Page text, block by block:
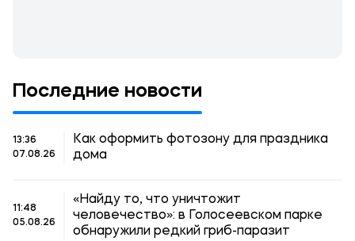
Последние новости
13:36
07.08.26
Как оформить фотозону для праздника
дома
11:48
05.08.26
«Найду то, что уничтожит
человечество»: в Голосеевском парке
обнаружили редкий гриб-паразит